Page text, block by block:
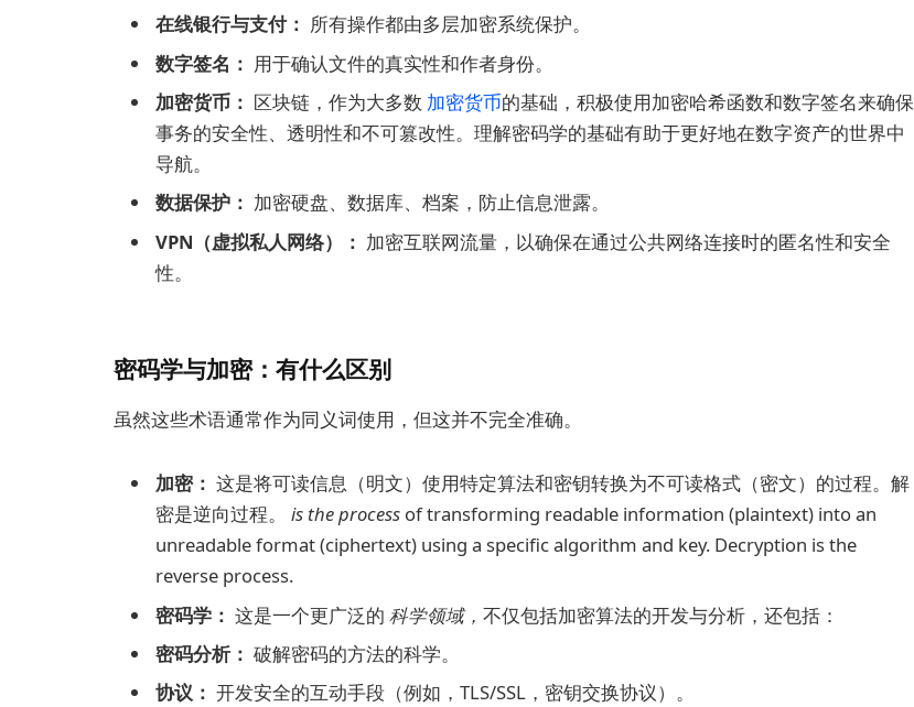
在线银行与支付： 所有操作都由多层加密系统保护。
数字签名： 用于确认文件的真实性和作者身份。
加密货币： 区块链，作为大多数 加密货币的基础，积极使用加密哈希函数和数字签名来确保
事务的安全性、透明性和不可篡改性。理解密码学的基础有助于更好地在数字资产的世界中
导航。
数据保护： 加密硬盘、数据库、档案，防止信息泄露。
VPN（虚拟私人网络）： 加密互联网流量，以确保在通过公共网络连接时的匿名性和安全
性。
密码学与加密：有什么区别
虽然这些术语通常作为同义词使用，但这并不完全准确。
加密： 这是将可读信息（明文）使用特定算法和密钥转换为不可读格式（密文）的过程。解
密是逆向过程。 is the process of transforming readable information (plaintext) into an
unreadable format (ciphertext) using a specific algorithm and key. Decryption is the
reverse process.
密码学： 这是一个更广泛的 科学领域， 不仅包括加密算法的开发与分析，还包括：
密码分析： 破解密码的方法的科学。
协议： 开发安全的互动手段（例如，TLS/SSL，密钥交换协议）。